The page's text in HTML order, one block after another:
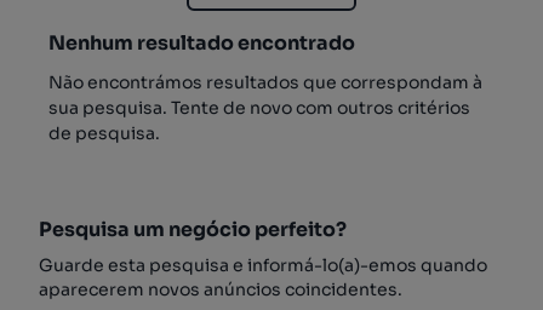
Nenhum resultado encontrado
Não encontrámos resultados que correspondam à
sua pesquisa. Tente de novo com outros critérios
de pesquisa.
Pesquisa um negócio perfeito?
Guarde esta pesquisa e informá-lo(a)-emos quando
aparecerem novos anúncios coincidentes.